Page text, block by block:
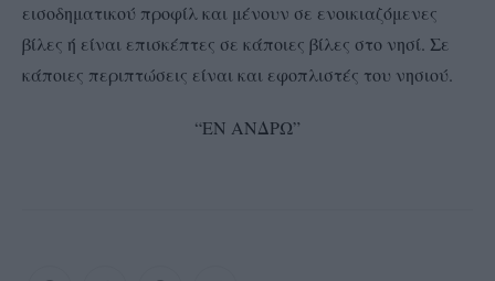
εισοδηματικού προφίλ και μένουν σε ενοικιαζόμενες
βίλες ή είναι επισκέπτες σε κάποιες βίλες στο νησί. Σε
κάποιες περιπτώσεις είναι και εφοπλιστές του νησιού.
“ΕΝ ΑΝΔΡΩ”